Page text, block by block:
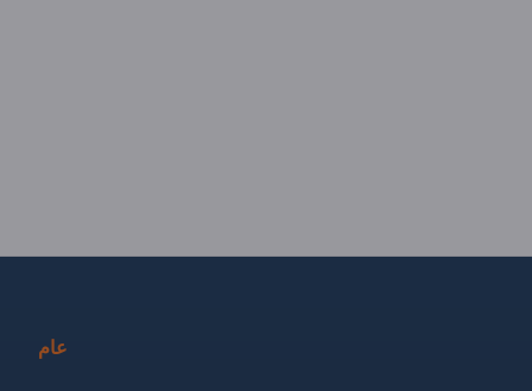
عام